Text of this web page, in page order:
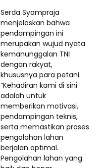
Serda Syampraja
menjelaskan bahwa
pendampingan ini
merupakan wujud nyata
kemanunggalan TNI
dengan rakyat,
khususnya para petani.
“Kehadiran kami di sini
adalah untuk
memberikan motivasi,
pendampingan teknis,
serta memastikan proses
pengolahan lahan
berjalan optimal.
Pengolahan lahan yang